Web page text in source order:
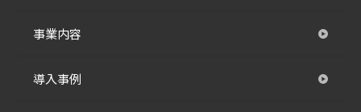
事業内容
導入事例